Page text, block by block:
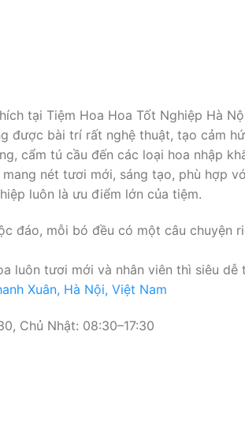
tại Tiệm Hoa Hoa Tốt Nghiệp Hà
được bài trí rất nghệ thuật, tạo cảm
cẩm tú cầu đến các loại hoa nhập
nét tươi mới, sáng tạo, phù hợp
luôn là ưu điểm lớn của tiệm.
đáo, mỗi bó đều có một câu chuyện
luôn tươi mới và nhân viên thì siêu dễ
Xuân, Hà Nội, Việt Nam
Chủ Nhật: 08:30–17:30